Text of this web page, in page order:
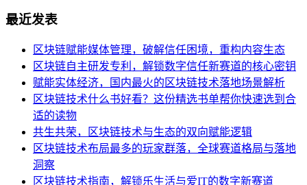
最近发表
区块链赋能媒体管理，破解信任困境，重构内容生态
区块链自主研发专利，解锁数字信任新赛道的核心密钥
赋能实体经济，国内最火的区块链技术落地场景解析
区块链技术什么书好看？这份精选书单帮你快速选到合
适的读物
共生共荣，区块链技术与生态的双向赋能逻辑
区块链技术布局最多的玩家群落，全球赛道格局与落地
洞察
区块链技术指南，解锁乐生活与爱IT的数字新赛道